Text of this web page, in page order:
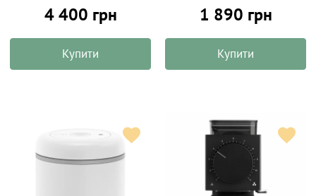
4 400 грн
Купити
1 890 грн
Купити